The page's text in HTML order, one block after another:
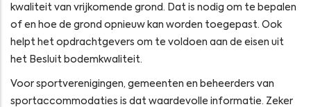
kwaliteit van vrijkomende grond. Dat is nodig om te bepalen
of en hoe de grond opnieuw kan worden toegepast. Ook
helpt het opdrachtgevers om te voldoen aan de eisen uit
het Besluit bodemkwaliteit.
Voor sportverenigingen, gemeenten en beheerders van
sportaccommodaties is dat waardevolle informatie. Zeker